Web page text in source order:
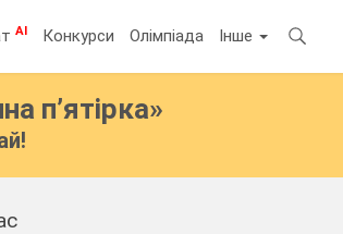
AI Конкурси Олімпіада Інше
п’ятірка»